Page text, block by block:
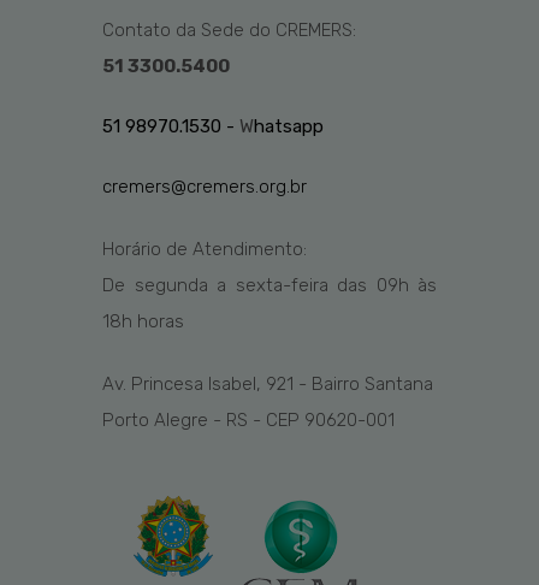
Contato da Sede do CREMERS:
51 3300.5400
51 98970.1530 - Whatsapp
cremers@cremers.org.br
Horário de Atendimento:
De segunda a sexta-feira das 09h às
18h horas
Av. Princesa Isabel, 921 - Bairro Santana
Porto Alegre - RS - CEP 90620-001